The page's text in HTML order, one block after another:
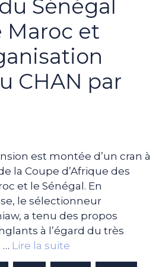
Sénégal
Maroc et
CHAN par
est montée d’un cran à
la Coupe d’Afrique des
et le Sénégal. En
le sélectionneur
a tenu des propos
à l’égard du très
… Lire la suite